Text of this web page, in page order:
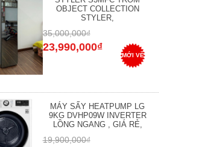
OBJECT COLLECTION
STYLER,
35,000,000₫
23,990,000₫
MỚI VỀ
MÁY SẤY HEATPUMP LG
9KG DVHP09W INVERTER
LỒNG NGANG , GIÁ RẺ,
19,900,000₫